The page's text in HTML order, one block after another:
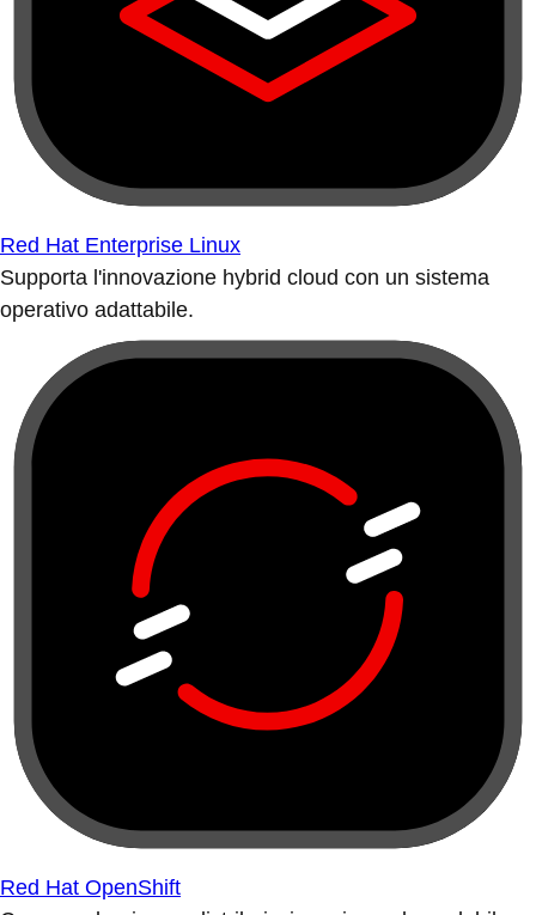
Red Hat Enterprise Linux
Supporta l'innovazione hybrid cloud con un sistema
operativo adattabile.
Red Hat OpenShift